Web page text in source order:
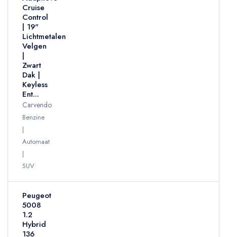
Cruise
Control
| 19"
Lichtmetalen
Velgen
|
Zwart
Dak |
Keyless
Ent...
Carvendo
Benzine
Automaat
SUV
Peugeot
5008
1.2
Hybrid
136